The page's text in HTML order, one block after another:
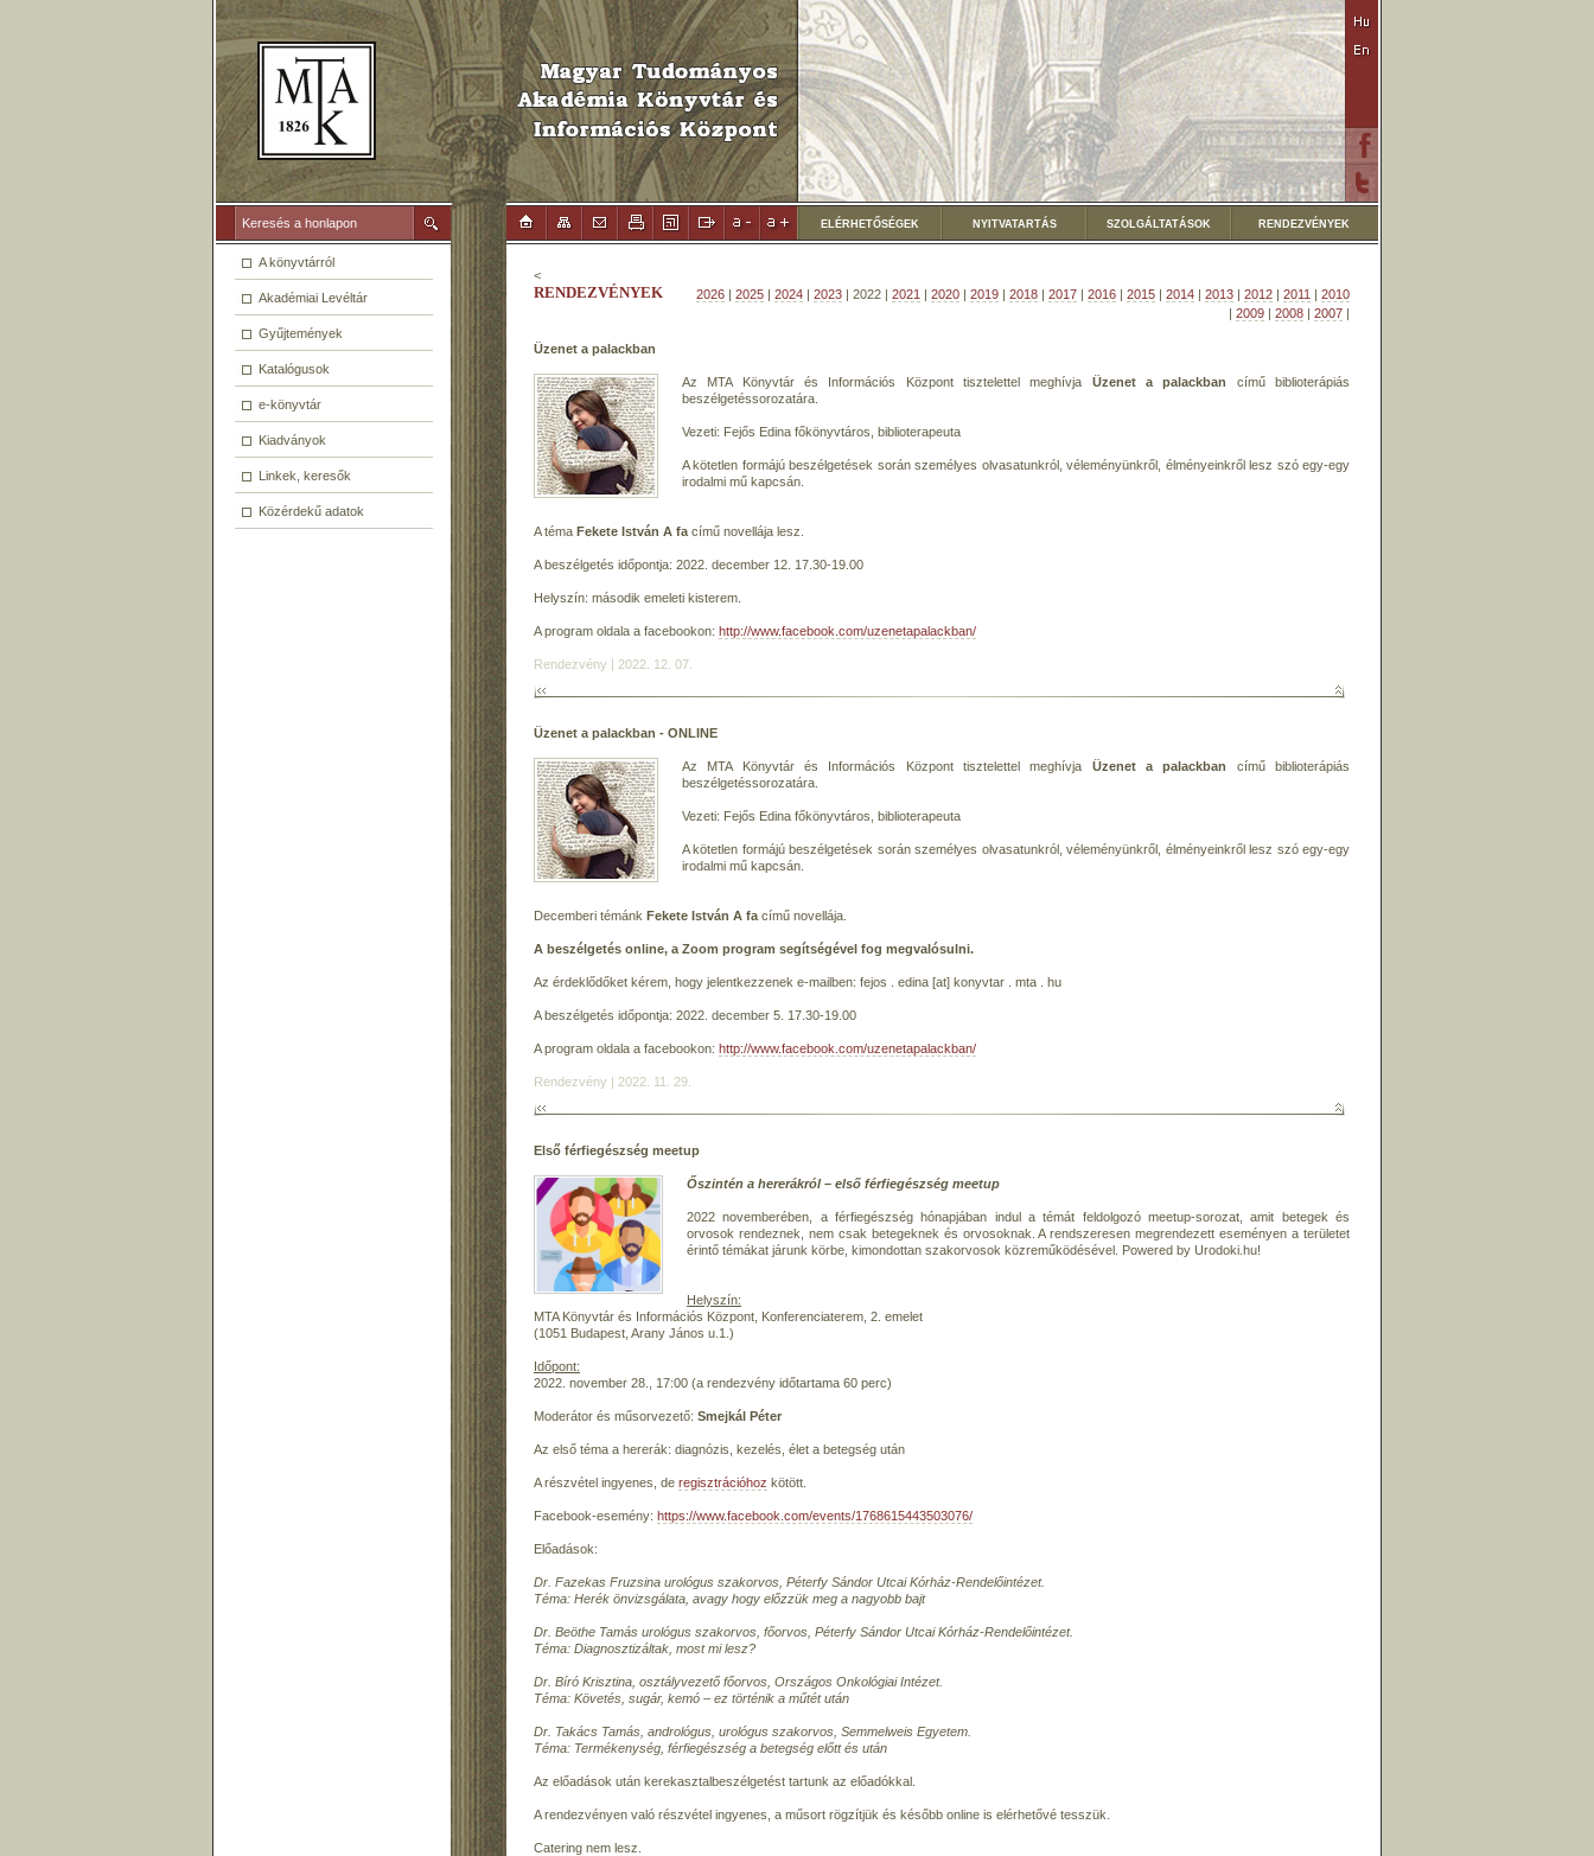
ELÉRHETŐSÉGEK NYITVATARTÁS SZOLGÁLTATÁSOK RENDEZVÉNYEK
A könyvtárról
Akadémiai Levéltár
Gyűjtemények
Katalógusok
e-könyvtár
Kiadványok
Linkek, keresők
Közérdekű adatok
<
RENDEZVÉNYEK 2026 | 2025 | 2024 | 2023 | 2022 | 2021 | 2020 | 2019 | 2018 | 2017 | 2016 | 2015 | 2014 | 2013 | 2012 | 2011 | 2010
| 2009 | 2008 | 2007 |
Üzenet a palackban
Az MTA Könyvtár és Információs Központ tisztelettel meghívja Üzenet a palackban
című biblioterápiás
beszélgetéssorozatára.
Vezeti: Fejős Edina főkönyvtáros, biblioterapeuta
A kötetlen formájú beszélgetések során személyes olvasatunkról, véleményünkről, élményeinkről lesz szó egy-egy
irodalmi mű kapcsán.
A téma Fekete István A fa című novellája lesz.
A beszélgetés időpontja: 2022. december 12. 17.30-19.00
Helyszín: második emeleti kisterem.
A program oldala a facebookon: http://www.facebook.com/uzenetapalackban/
Rendezvény | 2022. 12. 07.
Üzenet a palackban - ONLINE
Az MTA Könyvtár és Információs Központ tisztelettel meghívja Üzenet a palackban
című biblioterápiás
beszélgetéssorozatára.
Vezeti: Fejős Edina főkönyvtáros, biblioterapeuta
A kötetlen formájú beszélgetések során személyes olvasatunkról, véleményünkről, élményeinkről lesz szó egy-egy
irodalmi mű kapcsán.
Decemberi témánk Fekete István A fa című novellája.
A beszélgetés online, a Zoom program segítségével fog megvalósulni.
Az érdeklődőket kérem, hogy jelentkezzenek e-mailben: fejos . edina [at] konyvtar . mta . hu
A beszélgetés időpontja: 2022. december 5. 17.30-19.00
A program oldala a facebookon: http://www.facebook.com/uzenetapalackban/
Rendezvény | 2022. 11. 29.
Első férfiegészség meetup
Őszintén a hererákról – első férfiegészség meetup
2022 novemberében, a férfiegészség hónapjában indul a témát feldolgozó meetup-sorozat, amit betegek és
orvosok rendeznek, nem csak betegeknek és orvosoknak. A rendszeresen megrendezett eseményen a területet
érintő témákat járunk körbe, kimondottan szakorvosok közreműködésével. Powered by Urodoki.hu!
Helyszín:
MTA Könyvtár és Információs Központ, Konferenciaterem, 2. emelet
(1051 Budapest, Arany János u.1.)
Időpont:
2022. november 28., 17:00 (a rendezvény időtartama 60 perc)
Moderátor és műsorvezető: Smejkál Péter
Az első téma a hererák: diagnózis, kezelés, élet a betegség után
A részvétel ingyenes, de regisztrációhoz kötött.
Facebook-esemény: https://www.facebook.com/events/1768615443503076/
Előadások:
Dr. Fazekas Fruzsina urológus szakorvos, Péterfy Sándor Utcai Kórház-Rendelőintézet.
Téma: Herék önvizsgálata, avagy hogy előzzük meg a nagyobb bajt
Dr. Beöthe Tamás urológus szakorvos, főorvos, Péterfy Sándor Utcai Kórház-Rendelőintézet.
Téma: Diagnosztizáltak, most mi lesz?
Dr. Bíró Krisztina, osztályvezető főorvos, Országos Onkológiai Intézet.
Téma: Követés, sugár, kemó – ez történik a műtét után
Dr. Takács Tamás, andrológus, urológus szakorvos, Semmelweis Egyetem.
Téma: Termékenység, férfiegészség a betegség előtt és után
Az előadások után kerekasztalbeszélgetést tartunk az előadókkal.
A rendezvényen való részvétel ingyenes, a műsort rögzítjük és később online is elérhetővé tesszük.
Catering nem lesz.